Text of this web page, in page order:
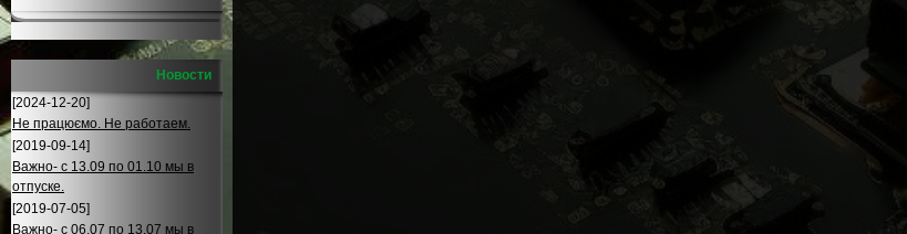
Новости
[2024-12-20]
Не працюємо. Не работаем.
[2019-09-14]
Важно- с 13.09 по 01.10 мы в
отпуске.
[2019-07-05]
Важно- с 06.07 по 13.07 мы в